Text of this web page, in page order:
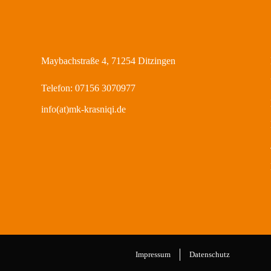
Maybachstraße 4, 71254 Ditzingen
Telefon: 07156 3070977
info(at)mk-krasniqi.de
Impressum Datenschutz